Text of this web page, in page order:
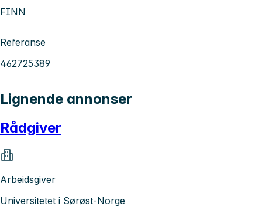
FINN
Referanse
462725389
Lignende annonser
Rådgiver
Arbeidsgiver
Universitetet i Sørøst-Norge